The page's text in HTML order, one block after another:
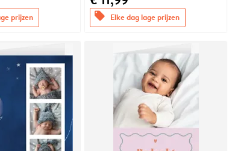
prijzen offers Elke dag lage prijzen